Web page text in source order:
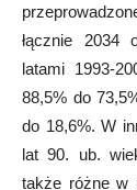
łącznie 2034
latami 1993-
88,5% do
do 18,6%. W
lat 90. ub.
także różne w